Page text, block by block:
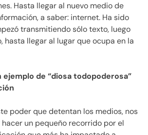
Hasta llegar al nuevo medio de
a saber: internet. Ha sido
transmitiendo sólo texto, luego
hasta llegar al lugar que ocupa en la
ejemplo de “diosa todopoderosa”
poder que detentan los medios, nos
un pequeño recorrido por el